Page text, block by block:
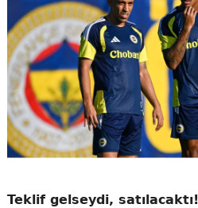
Teklif gelseydi, satılacaktı!